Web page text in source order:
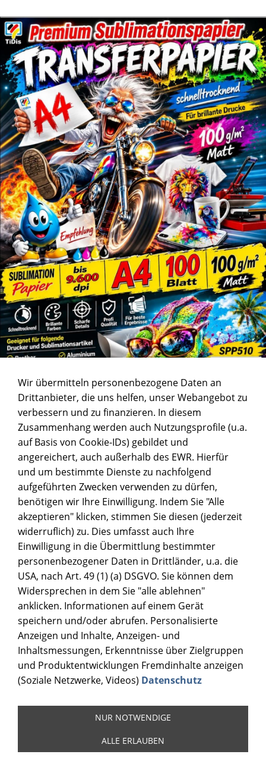
Wir übermitteln personenbezogene Daten an
Drittanbieter, die uns helfen, unser Webangebot zu
verbessern und zu finanzieren. In diesem
Zusammenhang werden auch Nutzungsprofile (u.a.
auf Basis von Cookie-IDs) gebildet und
angereichert, auch außerhalb des EWR. Hierfür
und um bestimmte Dienste zu nachfolgend
aufgeführten Zwecken verwenden zu dürfen,
benötigen wir Ihre Einwilligung. Indem Sie "Alle
akzeptieren" klicken, stimmen Sie diesen (jederzeit
widerruflich) zu. Dies umfasst auch Ihre
Einwilligung in die Übermittlung bestimmter
personenbezogener Daten in Drittländer, u.a. die
USA, nach Art. 49 (1) (a) DSGVO. Sie können dem
Widersprechen in dem Sie "alle ablehnen"
anklicken. Informationen auf einem Gerät
speichern und/oder abrufen. Personalisierte
Anzeigen und Inhalte, Anzeigen- und
Inhaltsmessungen, Erkenntnisse über Zielgruppen
und Produktentwicklungen Fremdinhalte anzeigen
(Soziale Netzwerke, Videos) Datenschutz
NUR NOTWENDIGE
ALLE ERLAUBEN